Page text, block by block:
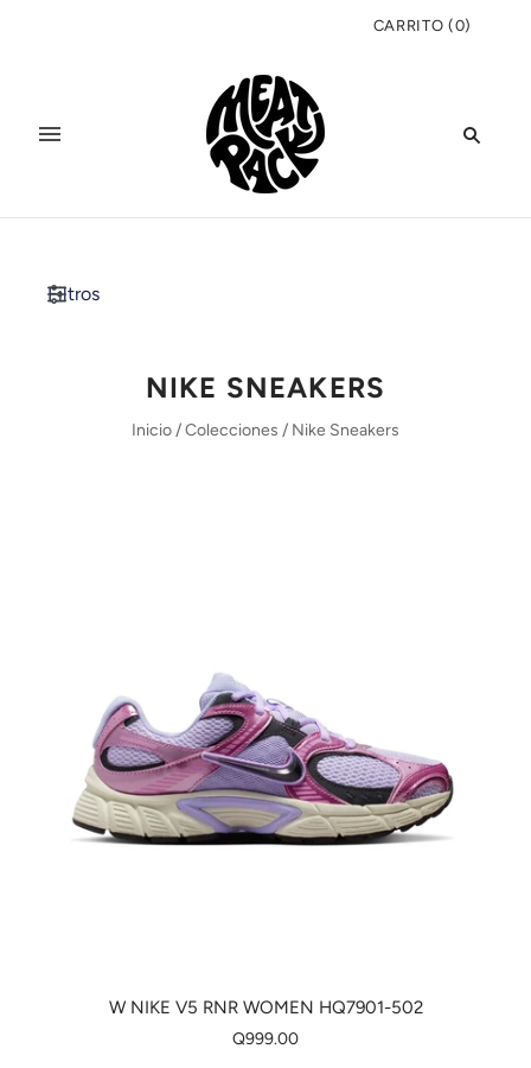
CARRITO (0)
Filtros
NIKE SNEAKERS
Inicio/Colecciones / Nike Sneakers
W NIKE V5 RNR WOMEN HQ7901-502
Q999.00